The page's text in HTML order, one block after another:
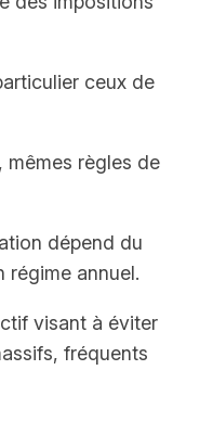
ceux de
mêmes règles de
dépend du
régime annuel.
visant à éviter
fréquents